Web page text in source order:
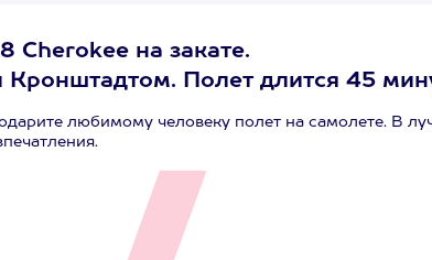
Cherokee на закате.
Полет длится 45
любимому человеку полет на самолете. В